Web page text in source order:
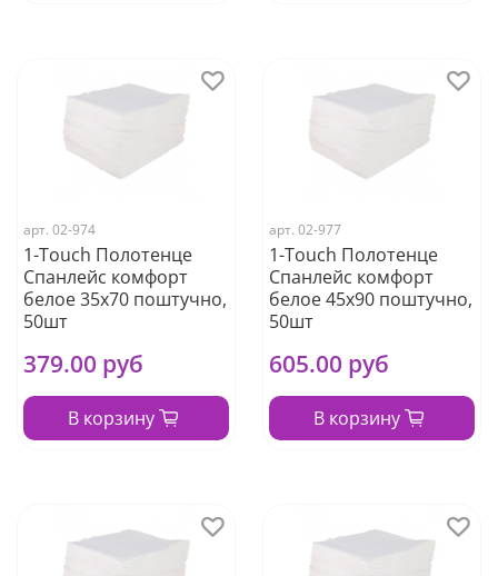
арт. 02-974
1-Touch Полотенце
Спанлейс комфорт
белое 35х70 поштучно,
50шт
379.00 руб
В корзину
арт. 02-977
1-Touch Полотенце
Спанлейс комфорт
белое 45х90 поштучно,
50шт
605.00 руб
В корзину